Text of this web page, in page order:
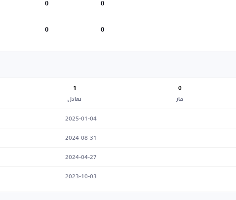
0
0
0
0
0
فاز
1
تعادل
2025-01-04
2024-08-31
2024-04-27
2023-10-03